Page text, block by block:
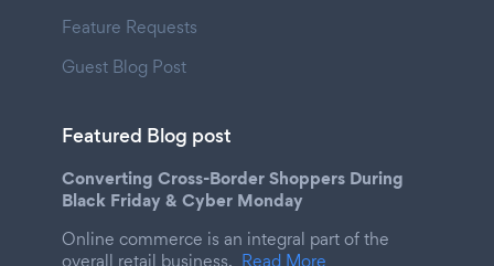
Feature Requests
Guest Blog Post
Featured Blog post
Converting Cross-Border Shoppers During
Black Friday & Cyber Monday
Online commerce is an integral part of the
overall retail business. Read More